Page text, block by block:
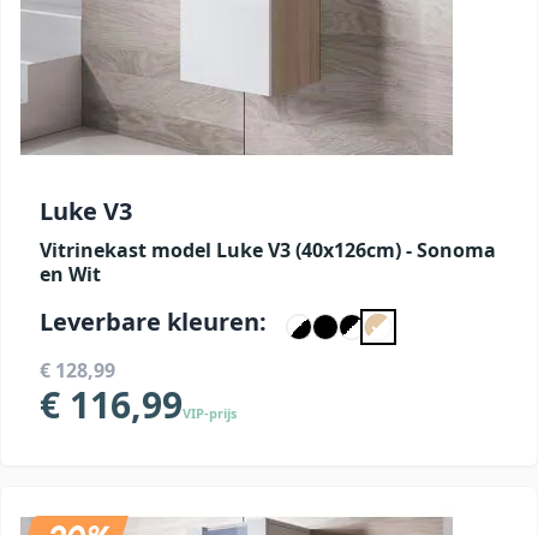
Luke V3
Vitrinekast model Luke V3 (40x126cm) - Sonoma
en Wit
Leverbare kleuren:
€ 128,99
€ 116,99VIP-prijs